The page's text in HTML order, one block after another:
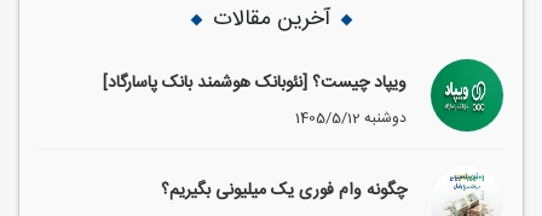
آخرین مقالات
ویپاد چیست؟ [نئوبانک هوشمند بانک پاسارگاد]
1405/5/12 دوشنبه
چگونه وام فوری یک میلیونی بگیریم؟